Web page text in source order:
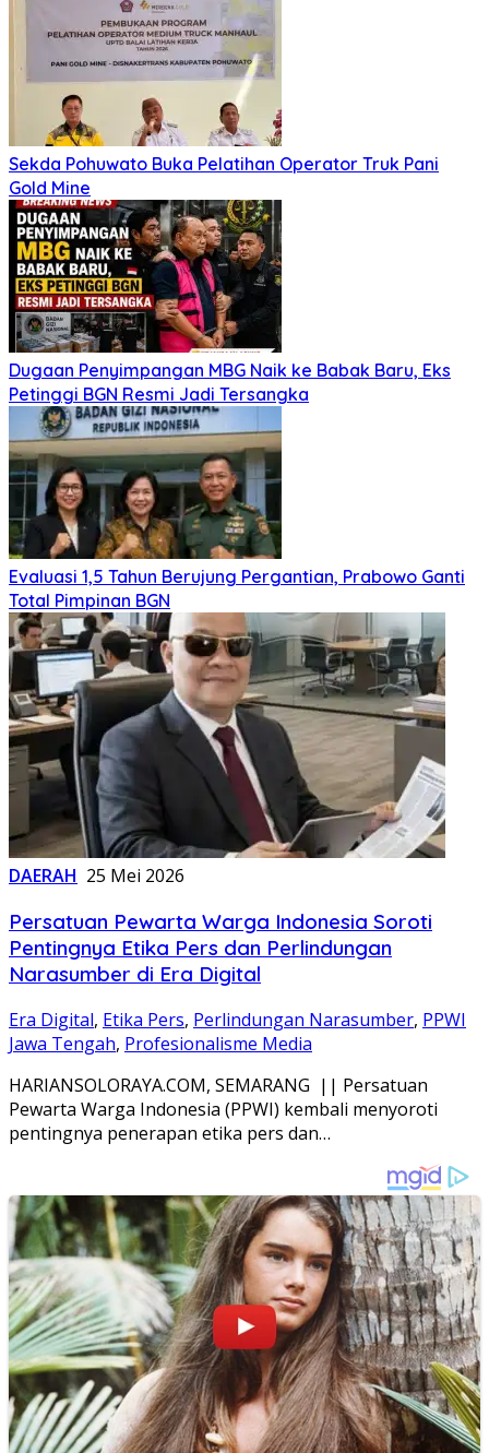
Sekda Pohuwato Buka Pelatihan Operator Truk Pani
Gold Mine
Dugaan Penyimpangan MBG Naik ke Babak Baru, Eks
Petinggi BGN Resmi Jadi Tersangka
Evaluasi 1,5 Tahun Berujung Pergantian, Prabowo Ganti
Total Pimpinan BGN
DAERAH 25 Mei 2026
Persatuan Pewarta Warga Indonesia Soroti
Pentingnya Etika Pers dan Perlindungan
Narasumber di Era Digital
Era Digital, Etika Pers, Perlindungan Narasumber, PPWI
Jawa Tengah, Profesionalisme Media
HARIANSOLORAYA.COM, SEMARANG || Persatuan
Pewarta Warga Indonesia (PPWI) kembali menyoroti
pentingnya penerapan etika pers dan…